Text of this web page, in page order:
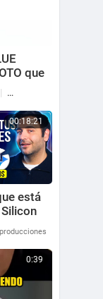
que
| 74 Reproducciones
00:18:21
está
Silicon
0:39